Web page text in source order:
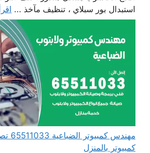
استبدال بور سبلاي ، تنظيف مآخذ ...
مهندس
كمبيوتر بالمنزل